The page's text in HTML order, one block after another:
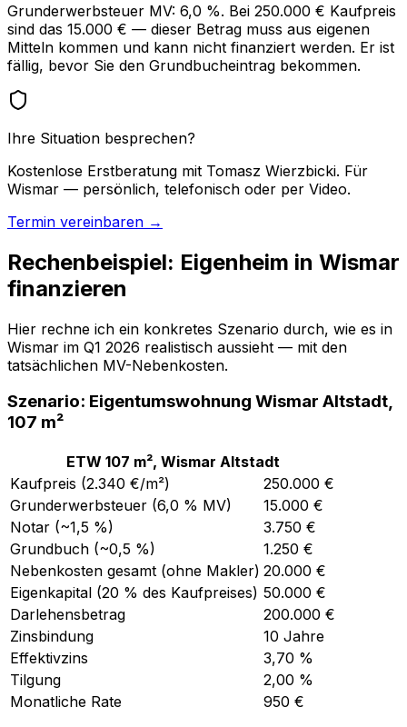
Grunderwerbsteuer MV: 6,0 %. Bei 250.000 € Kaufpreis
sind das 15.000 € — dieser Betrag muss aus eigenen
Mitteln kommen und kann nicht finanziert werden. Er ist
fällig, bevor Sie den Grundbucheintrag bekommen.
Ihre Situation besprechen?
Kostenlose Erstberatung mit Tomasz Wierzbicki. Für
Wismar — persönlich, telefonisch oder per Video.
Termin vereinbaren →
Rechenbeispiel: Eigenheim in Wismar
finanzieren
Hier rechne ich ein konkretes Szenario durch, wie es in
Wismar im Q1 2026 realistisch aussieht — mit den
tatsächlichen MV-Nebenkosten.
Szenario: Eigentumswohnung Wismar Altstadt,
107 m²
ETW 107 m², Wismar Altstadt
Kaufpreis (2.340 €/m²)
250.000 €
Grunderwerbsteuer (6,0 % MV)
15.000 €
Notar (~1,5 %)
3.750 €
Grundbuch (~0,5 %)
1.250 €
Nebenkosten gesamt (ohne Makler) 20.000 €
Eigenkapital (20 % des Kaufpreises) 50.000 €
Darlehensbetrag
200.000 €
Zinsbindung
10 Jahre
Effektivzins
3,70 %
Tilgung
2,00 %
Monatliche Rate
950 €